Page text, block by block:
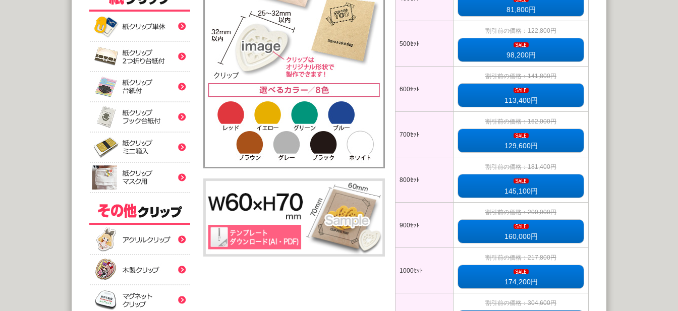
81,800円
500ｾｯﾄ
割引前の価格：122,800円
98,200円
600ｾｯﾄ
割引前の価格：141,800円
113,400円
700ｾｯﾄ
割引前の価格：162,000円
129,600円
800ｾｯﾄ
割引前の価格：181,400円
145,100円
900ｾｯﾄ
割引前の価格：200,000円
160,000円
1000ｾｯﾄ
割引前の価格：217,800円
174,200円
割引前の価格：304,600円
紙クリップ印刷なし形状カット
@12.64～
(10,000個 1個あたり)
個包装(OPP入)タイプ
@26.36～
(5,000個 1個あたり)
紙クリップ印刷有
印刷付きタイプ
(5,000個 1個あたり)
紙クリップ印刷なし形状カット
2つ折台紙付タイプ
@52.40～
(5,000個 1個あたり)
2つ折クラフト
台紙付タイプ
@55.24～
(5,000個 1個あたり)
紙クリップ印刷有
2つ折台紙付タイプ
@80.96～
紙クリップ印刷なし形状カット
台紙付タイプ
@48.74～
(5,000個 1個あたり)
クラフト台紙付きタイプ
@52.22～
(5,000個 1個あたり)
紙クリップ印刷なし形状カット
フック台紙付タイプ
(5,000個 1個あたり)
紙クリップ印刷有
紙クリップ印刷なし形状カット
ミニ箱タイプ
(5,000個 1個あたり)
紙クリップ印刷-マスク用
紙クリップマスク用
２ツ折台紙付
アクリルクリップ印刷有
木製クリップ印刷